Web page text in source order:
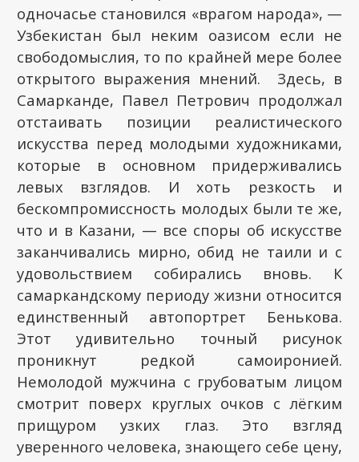
одночасье становился «врагом народа», —
Узбекистан был неким оазисом если не
свободомыслия, то по крайней мере более
открытого выражения мнений. Здесь, в
Самарканде, Павел Петрович продолжал
отстаивать позиции реалистического
искусства перед молодыми художниками,
которые в основном придерживались
левых взглядов. И хоть резкость и
бескомпромиссность молодых были те же,
что и в Казани, — все споры об искусстве
заканчивались мирно, обид не таили и с
удовольствием собирались вновь. К
самаркандскому периоду жизни относится
единственный автопортрет Бенькова.
Этот удивительно точный рисунок
проникнут редкой самоиронией.
Немолодой мужчина с грубоватым лицом
смотрит поверх круглых очков с лёгким
прищуром узких глаз. Это взгляд
уверенного человека, знающего себе цену,